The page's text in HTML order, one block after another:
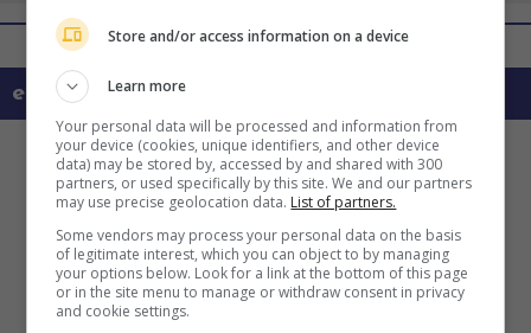
en savoir plus sur ce film
Store and/or access information on a device
Learn more
Your personal data will be processed and information from
your device (cookies, unique identifiers, and other device
data) may be stored by, accessed by and shared with 300
partners, or used specifically by this site. We and our partners
may use precise geolocation data. List of partners.
Some vendors may process your personal data on the basis
of legitimate interest, which you can object to by managing
your options below. Look for a link at the bottom of this page
or in the site menu to manage or withdraw consent in privacy
and cookie settings.